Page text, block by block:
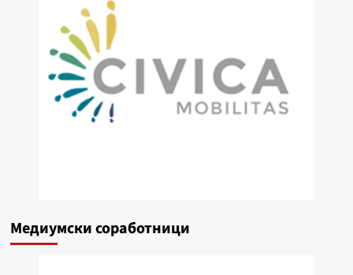
Медиумски соработници